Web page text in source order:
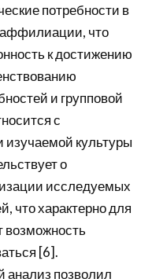
потребности в
аффилиации, что
к достижению
и групповой
с
изучаемой культуры
о
исследуемых
что характерно для
возможность
[6].
анализ позволил